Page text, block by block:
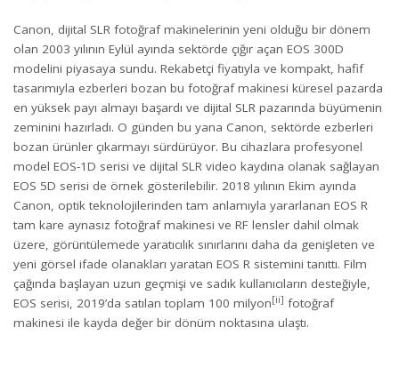
Canon, dijital SLR fotoğraf makinelerinin yeni olduğu bir dönem
olan 2003 yılının Eylül ayında sektörde çığır açan EOS 300D
modelini piyasaya sundu. Rekabetçi fiyatıyla ve kompakt, hafif
tasarımıyla ezberleri bozan bu fotoğraf makinesi küresel pazarda
en yüksek payı almayı başardı ve dijital SLR pazarında büyümenin
zeminini hazırladı. O günden bu yana Canon, sektörde ezberleri
bozan ürünler çıkarmayı sürdürüyor. Bu cihazlara profesyonel
model EOS-1D serisi ve dijital SLR video kaydına olanak sağlayan
EOS 5D serisi de örnek gösterilebilir. 2018 yılının Ekim ayında
Canon, optik teknolojilerinden tam anlamıyla yararlanan EOS R
tam kare aynasız fotoğraf makinesi ve RF lensler dahil olmak
üzere, görüntülemede yaratıcılık sınırlarını daha da genişleten ve
yeni görsel ifade olanakları yaratan EOS R sistemini tanıttı. Film
çağında başlayan uzun geçmişi ve sadık kullanıcıların desteğiyle,
EOS serisi, 2019’da satılan toplam 100 milyon[ii] fotoğraf
makinesi ile kayda değer bir dönüm noktasına ulaştı.